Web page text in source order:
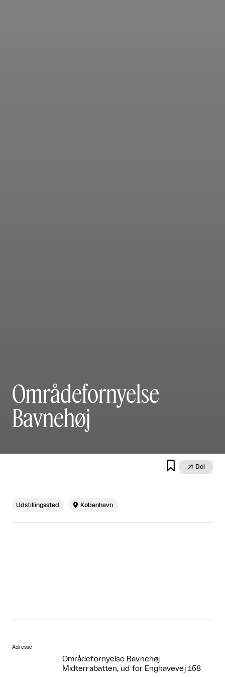
Områdefornyelse
Bavnehøj
  Del
Udstillingssted  København
Adresse
Områdefornyelse Bavnehøj
Midterrabatten, ud for Enghavevej 158